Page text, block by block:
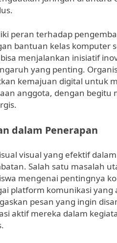
peran terhadap
bantuan kelas komputer
menjalankan inisiatif
yang penting.
kemajuan digital untuk
anggota, dengan
dalam Penerapan
visual yang efektif
Salah satu masalah
mengenai pentingnya
platform komunikasi yang
pesan yang ingin
aktif mereka dalam